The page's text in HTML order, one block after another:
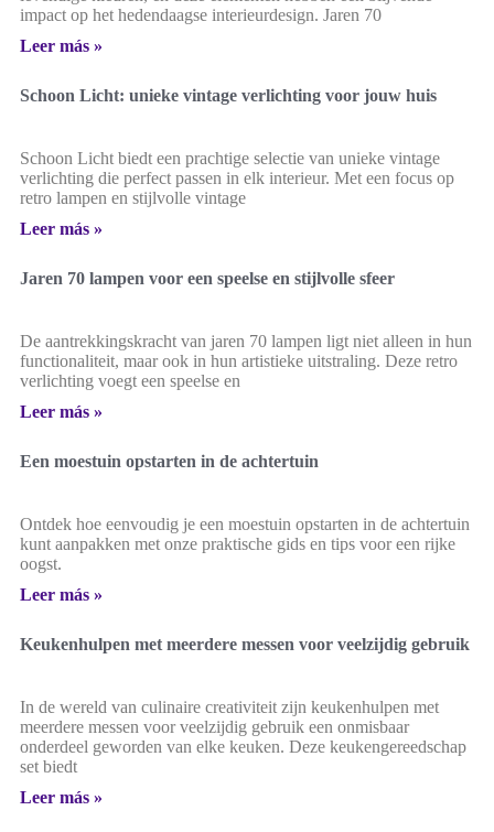
impact op het hedendaagse interieurdesign. Jaren 70
Leer más »
Schoon Licht: unieke vintage verlichting voor jouw huis
Schoon Licht biedt een prachtige selectie van unieke vintage
verlichting die perfect passen in elk interieur. Met een focus op
retro lampen en stijlvolle vintage
Leer más »
Jaren 70 lampen voor een speelse en stijlvolle sfeer
De aantrekkingskracht van jaren 70 lampen ligt niet alleen in hun
functionaliteit, maar ook in hun artistieke uitstraling. Deze retro
verlichting voegt een speelse en
Leer más »
Een moestuin opstarten in de achtertuin
Ontdek hoe eenvoudig je een moestuin opstarten in de achtertuin
kunt aanpakken met onze praktische gids en tips voor een rijke
oogst.
Leer más »
Keukenhulpen met meerdere messen voor veelzijdig gebruik
In de wereld van culinaire creativiteit zijn keukenhulpen met
meerdere messen voor veelzijdig gebruik een onmisbaar
onderdeel geworden van elke keuken. Deze keukengereedschap
set biedt
Leer más »